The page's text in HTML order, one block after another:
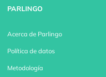
PARLINGO
Acerca de Parlingo
Política de datos
Metodología